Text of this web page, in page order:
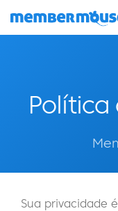
Sua privacidade